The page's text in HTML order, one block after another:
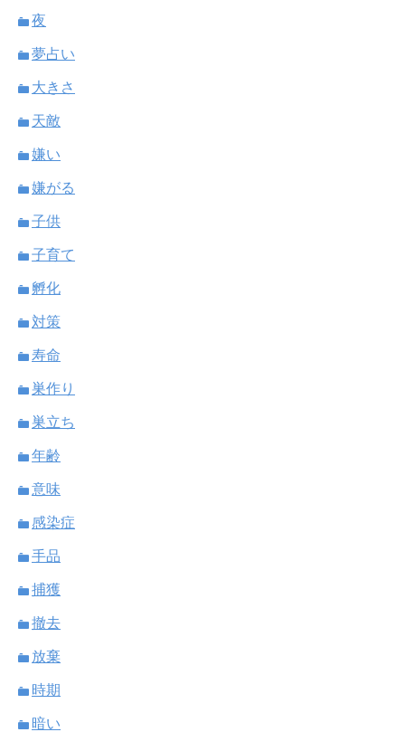
夜
夢占い
大きさ
天敵
嫌い
嫌がる
子供
子育て
孵化
対策
寿命
巣作り
巣立ち
年齢
意味
感染症
手品
捕獲
撤去
放棄
時期
暗い